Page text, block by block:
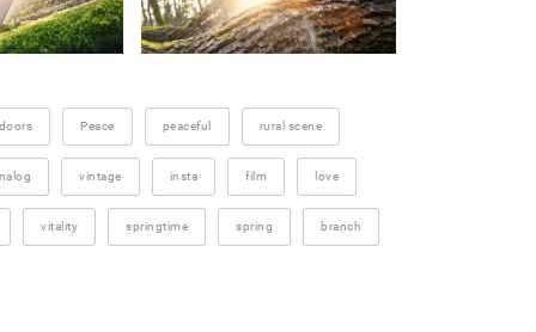
Peace peaceful rural scene
vintage insta film love
vitality springtime spring branch